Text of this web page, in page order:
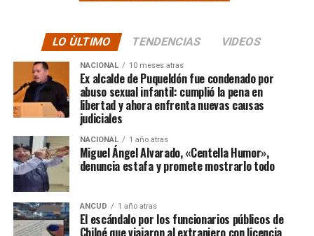
LO ÙLTIMO TENDENCIAS VIDEOS
NACIONAL 10 meses atras
Ex alcalde de Puqueldón fue condenado por
abuso sexual infantil: cumplió la pena en
libertad y ahora enfrenta nuevas causas
judiciales
NACIONAL 1 año atras
Miguel Ángel Alvarado, «Centella Humor»,
denuncia estafa y promete mostrarlo todo
ANCUD 1 año atras
El escándalo por los funcionarios públicos de